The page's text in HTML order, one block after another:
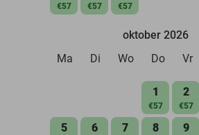
€57 €57 €57
oktober 2026
Ma
Di Wo Do Vr
1
€57
2
€57
5 6 7 8 9